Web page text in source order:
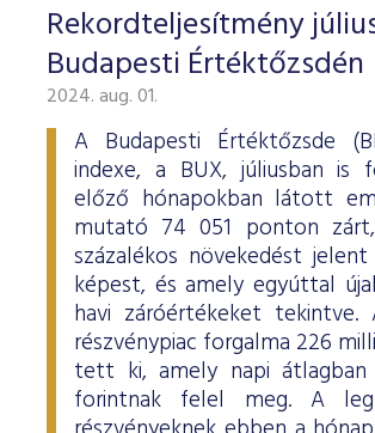
Rekordteljesítmény
Budapesti Értéktőzsdén
2024. aug. 01.
A Budapesti Értéktőzsde
indexe, a BUX, júliusban is
előző hónapokban látott
mutató 74 051 ponton
százalékos növekedést
képest, és amely egyúttal
havi záróértékeket tekintve.
részvénypiac forgalma 226
tett ki, amely napi átlagban
forintnak felel meg. A